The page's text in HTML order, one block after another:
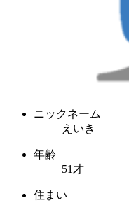
ニックネーム
えいき
年齢
51才
住まい